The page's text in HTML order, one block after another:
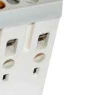
опорой
Ширмы
РЗА (шторы)
Штендеры
Щиты